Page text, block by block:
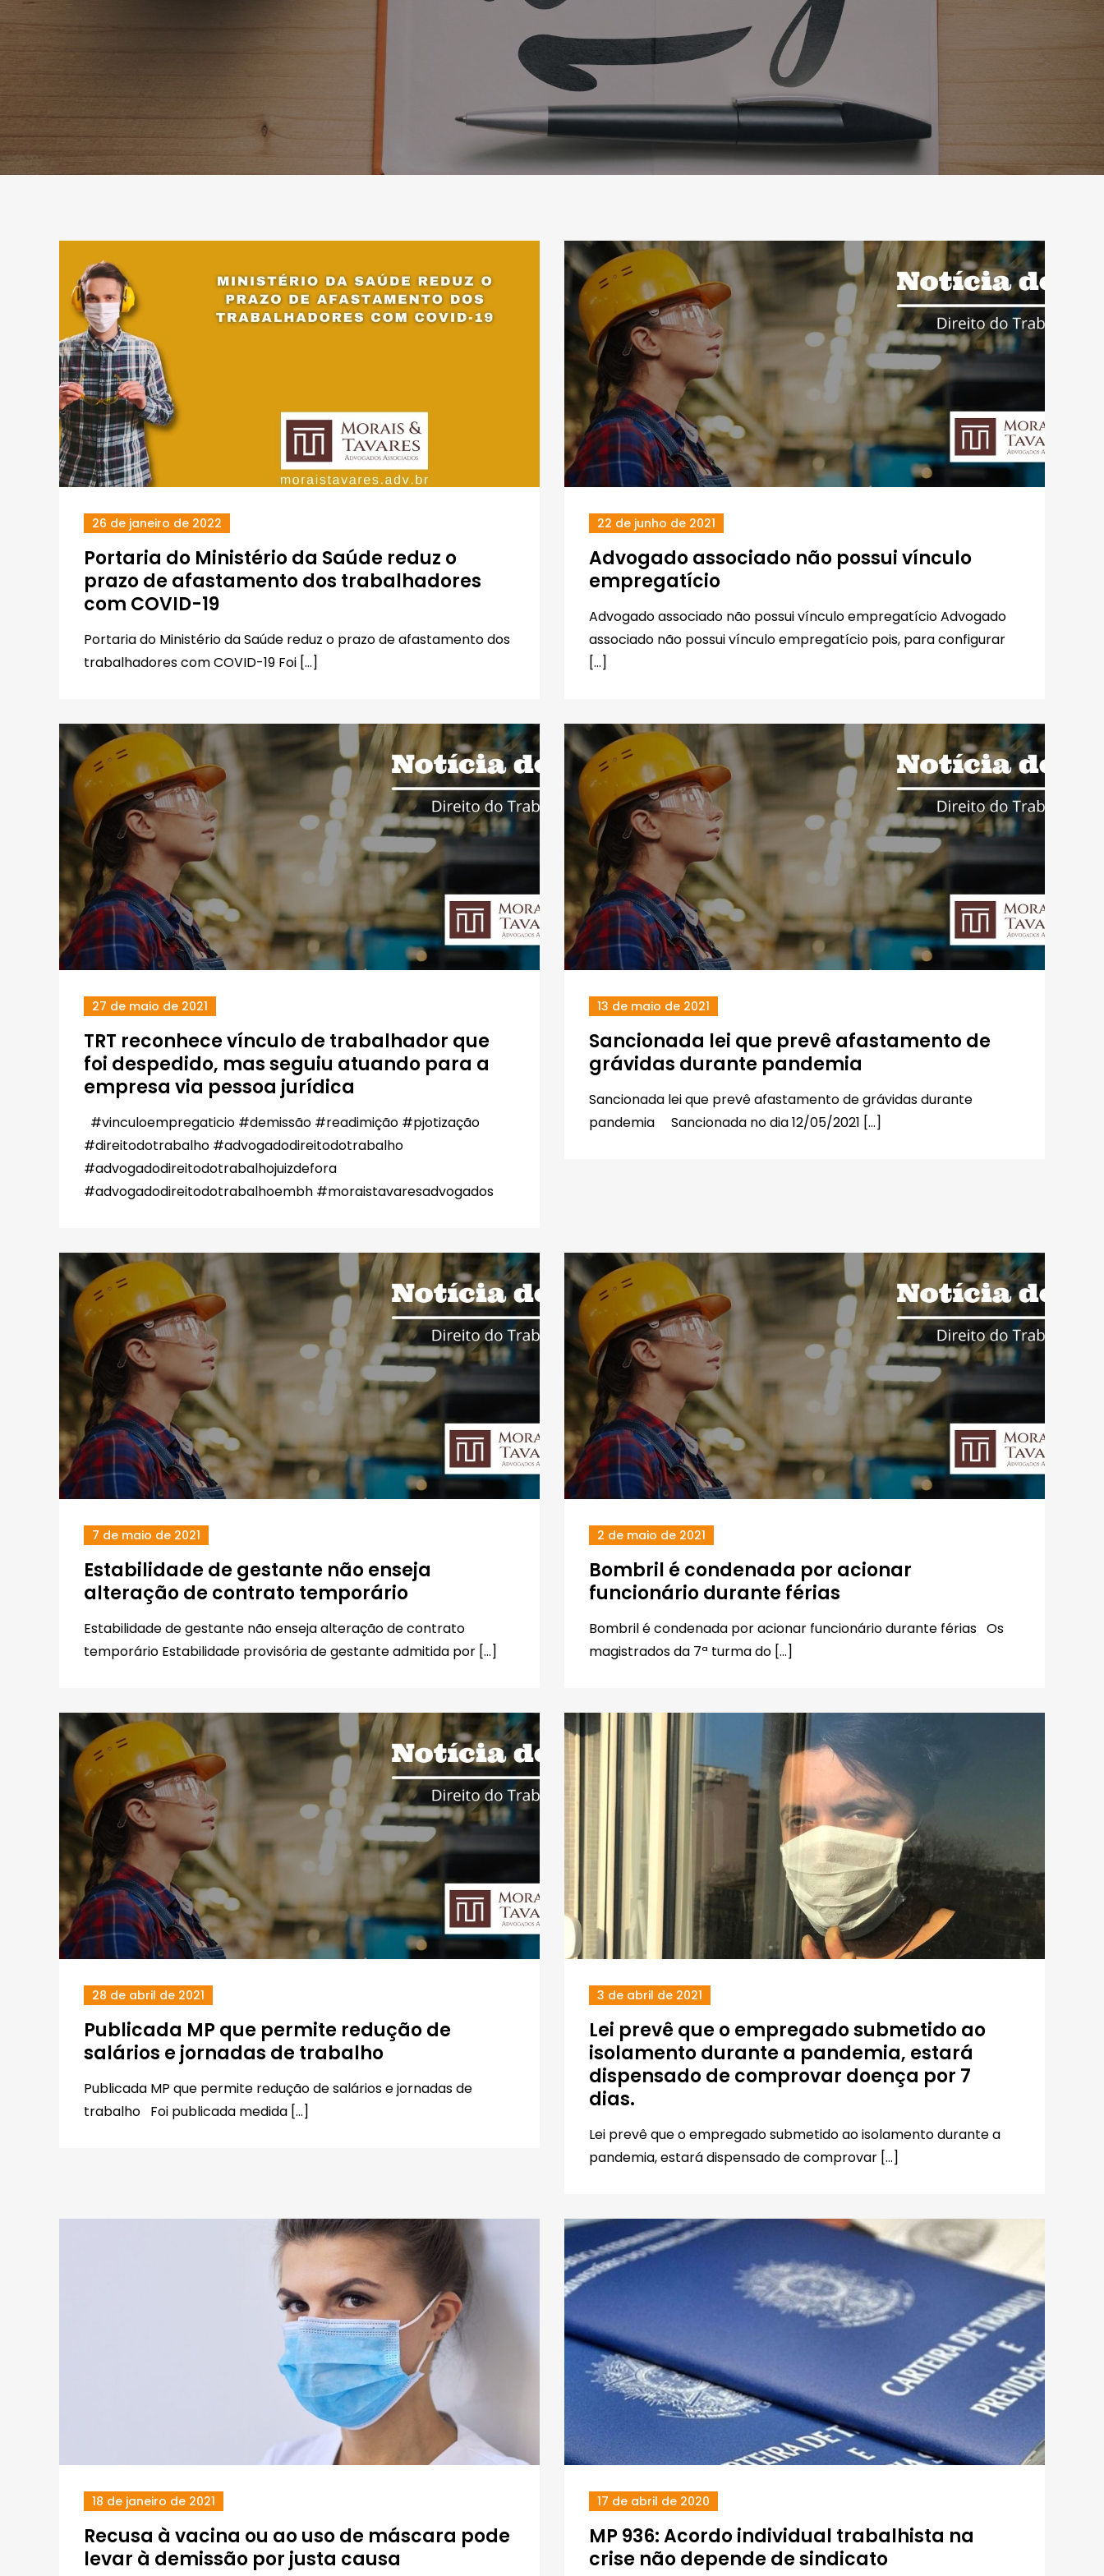
26 de janeiro de 2022
Portaria do Ministério da Saúde reduz o
prazo de afastamento dos trabalhadores
com COVID-19
Portaria do Ministério da Saúde reduz o prazo de afastamento dos
trabalhadores com COVID-19 Foi […]
22 de junho de 2021
Advogado associado não possui vínculo
empregatício
Advogado associado não possui vínculo empregatício Advogado
associado não possui vínculo empregatício pois, para configurar
[…]
27 de maio de 2021
TRT reconhece vínculo de trabalhador que
foi despedido, mas seguiu atuando para a
empresa via pessoa jurídica
#vinculoempregaticio #demissão #readimição #pjotização
#direitodotrabalho #advogadodireitodotrabalho
#advogadodireitodotrabalhojuizdefora
#advogadodireitodotrabalhoembh #moraistavaresadvogados
13 de maio de 2021
Sancionada lei que prevê afastamento de
grávidas durante pandemia
Sancionada lei que prevê afastamento de grávidas durante
pandemia Sancionada no dia 12/05/2021 […]
7 de maio de 2021
Estabilidade de gestante não enseja
alteração de contrato temporário
Estabilidade de gestante não enseja alteração de contrato
temporário Estabilidade provisória de gestante admitida por […]
2 de maio de 2021
Bombril é condenada por acionar
funcionário durante férias
Bombril é condenada por acionar funcionário durante férias Os
magistrados da 7ª turma do […]
28 de abril de 2021
Publicada MP que permite redução de
salários e jornadas de trabalho
Publicada MP que permite redução de salários e jornadas de
trabalho Foi publicada medida […]
3 de abril de 2021
Lei prevê que o empregado submetido ao
isolamento durante a pandemia, estará
dispensado de comprovar doença por 7
dias.
Lei prevê que o empregado submetido ao isolamento durante a
pandemia, estará dispensado de comprovar […]
18 de janeiro de 2021
Recusa à vacina ou ao uso de máscara pode
levar à demissão por justa causa
17 de abril de 2020
MP 936: Acordo individual trabalhista na
crise não depende de sindicato